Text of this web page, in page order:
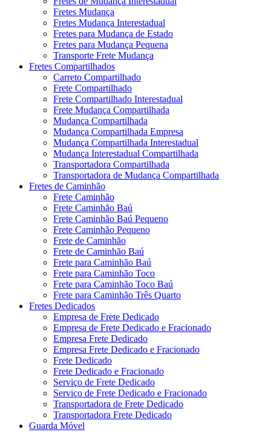
Fretes Mudança
Fretes Mudança Interestadual
Fretes para Mudança de Estado
Fretes para Mudança Pequena
Transporte Frete Mudança
Fretes Compartilhados
Carreto Compartilhado
Frete Compartilhado
Frete Compartilhado Interestadual
Frete Mudança Compartilhada
Mudança Compartilhada
Mudança Compartilhada Empresa
Mudança Compartilhada Interestadual
Mudança Interestadual Compartilhada
Transportadora Compartilhada
Transportadora de Mudança Compartilhada
Fretes de Caminhão
Frete Caminhão
Frete Caminhão Baú
Frete Caminhão Baú Pequeno
Frete Caminhão Pequeno
Frete de Caminhão
Frete de Caminhão Baú
Frete para Caminhão Baú
Frete para Caminhão Toco
Frete para Caminhão Toco Baú
Frete para Caminhão Três Quarto
Fretes Dedicados
Empresa de Frete Dedicado
Empresa de Frete Dedicado e Fracionado
Empresa Frete Dedicado
Empresa Frete Dedicado e Fracionado
Frete Dedicado
Frete Dedicado e Fracionado
Serviço de Frete Dedicado
Serviço de Frete Dedicado e Fracionado
Transportadora de Frete Dedicado
Transportadora Frete Dedicado
Guarda Móvel